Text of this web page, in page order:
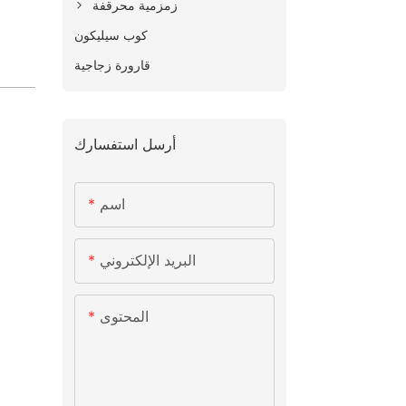
زمزمية محرقفة
كوب سيليكون
قارورة زجاجية
أرسل استفسارك
اسم
البريد الإلكتروني
المحتوى